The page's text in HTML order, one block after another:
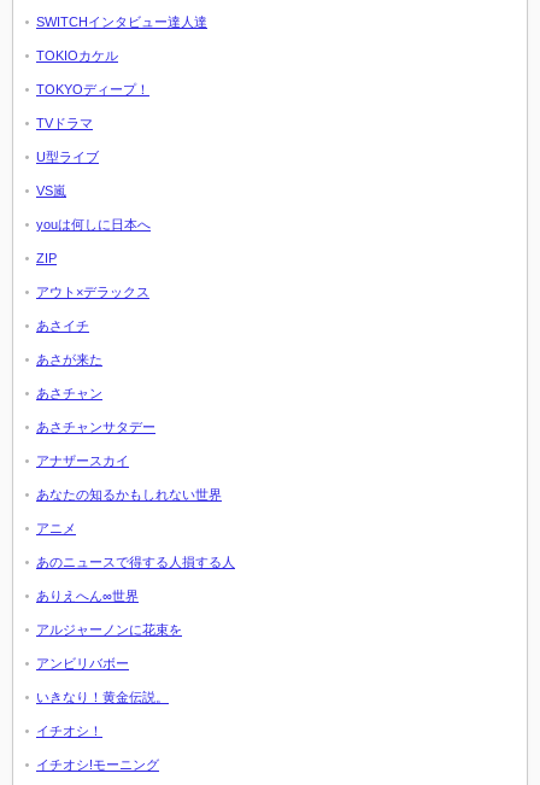
SWITCHインタビュー達人達
TOKIOカケル
TOKYOディープ！
TVドラマ
U型ライブ
VS嵐
youは何しに日本へ
ZIP
アウト×デラックス
あさイチ
あさが来た
あさチャン
あさチャンサタデー
アナザースカイ
あなたの知るかもしれない世界
アニメ
あのニュースで得する人損する人
ありえへん∞世界
アルジャーノンに花束を
アンビリバボー
いきなり！黄金伝説。
イチオシ！
イチオシ!モーニング